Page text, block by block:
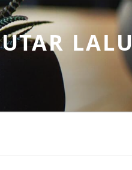
LALU